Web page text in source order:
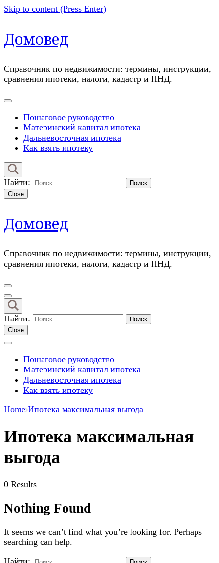
Skip to content (Press Enter)
Домовед
Справочник по недвижимости: термины, инструкции,
сравнения ипотеки, налоги, кадастр и ПНД.
Пошаговое руководство
Материнский капитал ипотека
Дальневосточная ипотека
Как взять ипотеку
Найти:
Close
Домовед
Справочник по недвижимости: термины, инструкции,
сравнения ипотеки, налоги, кадастр и ПНД.
Найти:
Close
Пошаговое руководство
Материнский капитал ипотека
Дальневосточная ипотека
Как взять ипотеку
Home Ипотека максимальная выгода
Ипотека максимальная
выгода
0 Results
Nothing Found
It seems we can’t find what you’re looking for. Perhaps
searching can help.